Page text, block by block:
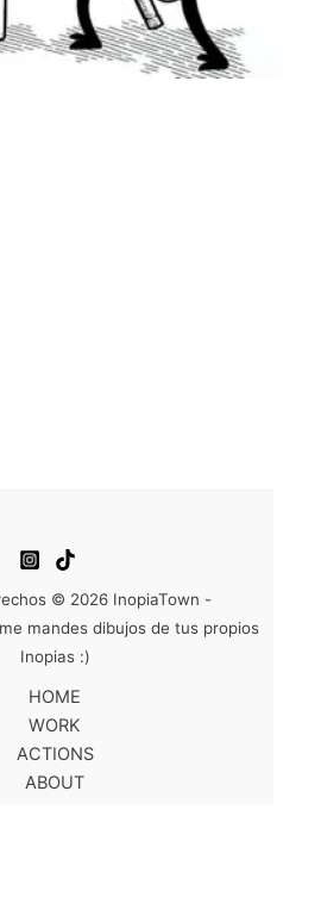
© 2026 InopiaTown -
mandes dibujos de tus propios
Inopias :)
HOME
WORK
ACTIONS
ABOUT